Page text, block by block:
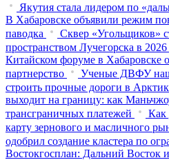
Якутия стала лидером по
В Хабаровске объявили режим
паводка
Сквер «Угольщиков»
пространством Лучегорска в 2026
Китайском форуме в Хабаровске
партнерство
Ученые ДВФУ
строить прочные дороги в
выходит на границу: как
трансграничных платежей
Как
карту зернового и масличного
одобрил создание кластера по
Востокгосплан: Дальний Восток